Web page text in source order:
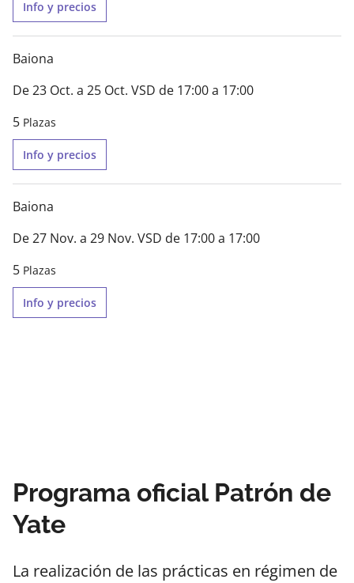
Info y precios
Baiona
De 23 Oct. a 25 Oct. VSD de 17:00 a 17:00
5 Plazas
Info y precios
Baiona
De 27 Nov. a 29 Nov. VSD de 17:00 a 17:00
5 Plazas
Info y precios
Programa oficial Patrón de
Yate
La realización de las prácticas en régimen de